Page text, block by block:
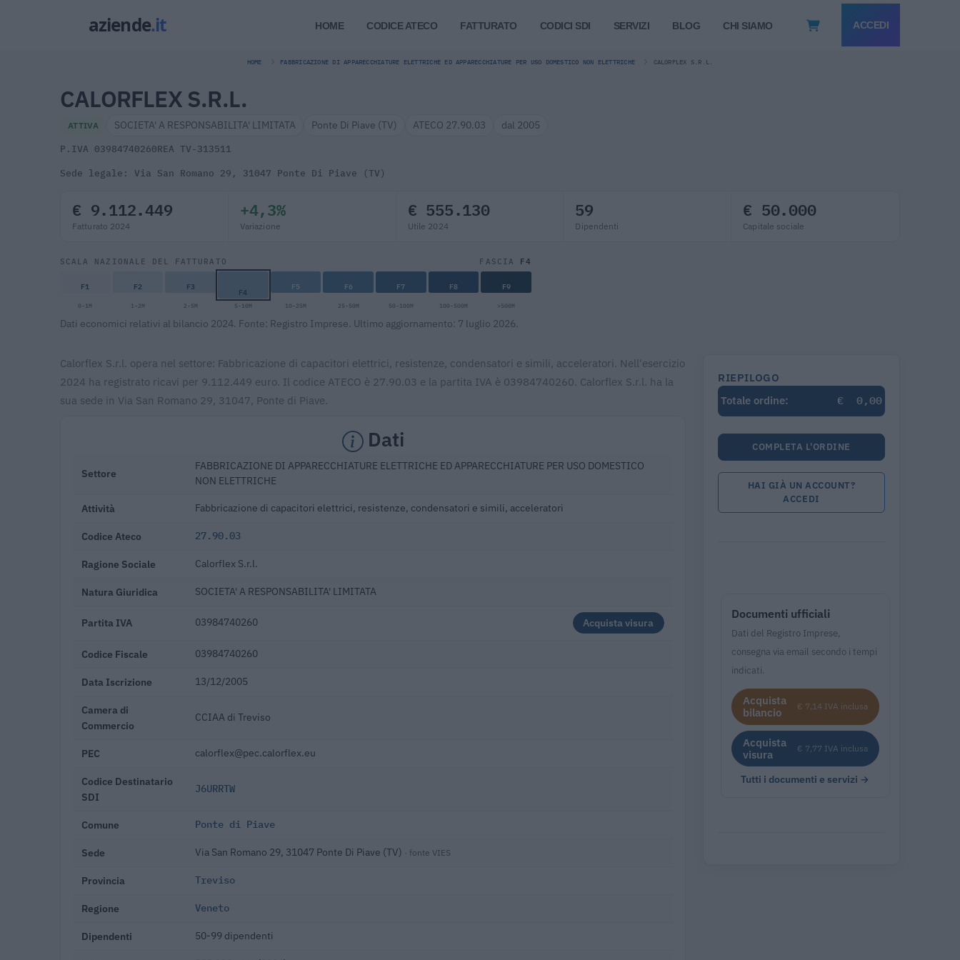
HOME CODICE ATECO FATTURATO CODICI SDI SERVIZI BLOG CHI SIAMO ACCEDI
HOME FABBRICAZIONE DI APPARECCHIATURE ELETTRICHE ED APPARECCHIATURE PER USO DOMESTICO NON ELETTRICHE CALORFLEX S.R.L.
CALORFLEX S.R.L.
ATTIVA SOCIETA' A RESPONSABILITA' LIMITATA Ponte Di Piave (TV) ATECO 27.90.03 dal 2005
P.IVA 03984740260REA TV-313511
Sede legale: Via San Romano 29, 31047 Ponte Di Piave (TV)
€ 9.112.449
Fatturato 2024
+4,3%
Variazione
€ 555.130
Utile 2024
59
Dipendenti
€ 50.000
Capitale sociale
SCALA NAZIONALE DEL FATTURATO FASCIA F4
F1 F2 F3 F4 F5 F6 F7 F8 F9
0-1M 1-2M 2-5M 5-10M 10-25M 25-50M 50-100M 100-500M >500M
Dati economici relativi al bilancio 2024. Fonte: Registro Imprese. Ultimo aggiornamento: 7 luglio 2026.
Calorflex S.r.l. opera nel settore: Fabbricazione di capacitori elettrici, resistenze, condensatori e simili, acceleratori. Nell'esercizio
2024 ha registrato ricavi per 9.112.449 euro. Il codice ATECO è 27.90.03 e la partita IVA è 03984740260. Calorflex S.r.l. ha la
sua sede in Via San Romano 29, 31047, Ponte di Piave.
Dati
Settore
FABBRICAZIONE DI APPARECCHIATURE ELETTRICHE ED APPARECCHIATURE PER USO DOMESTICO
NON ELETTRICHE
Attività Fabbricazione di capacitori elettrici, resistenze, condensatori e simili, acceleratori
Codice Ateco 27.90.03
Ragione Sociale Calorflex S.r.l.
Natura Giuridica SOCIETA' A RESPONSABILITA' LIMITATA
Partita IVA 03984740260 Acquista visura
Codice Fiscale 03984740260
Data Iscrizione 13/12/2005
Camera di
Commercio
CCIAA di Treviso
PEC calorflex@pec.calorflex.eu
Codice Destinatario
SDI
J6URRTW
Comune Ponte di Piave
Sede Via San Romano 29, 31047 Ponte Di Piave (TV) · fonte VIES
Provincia Treviso
Regione Veneto
Dipendenti 50-99 dipendenti
RIEPILOGO
Totale ordine:
€ 0,00
COMPLETA L'ORDINE
HAI GIÀ UN ACCOUNT?
ACCEDI
Documenti ufficiali
Dati del Registro Imprese,
consegna via email secondo i tempi
indicati.
Acquista
bilancio
€ 7,14 IVA inclusa
Acquista
visura
€ 7,77 IVA inclusa
Tutti i documenti e servizi →